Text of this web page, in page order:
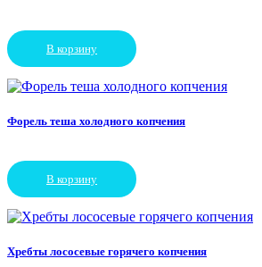
В корзину
Форель теша холодного копчения
В корзину
Хребты лососевые горячего копчения